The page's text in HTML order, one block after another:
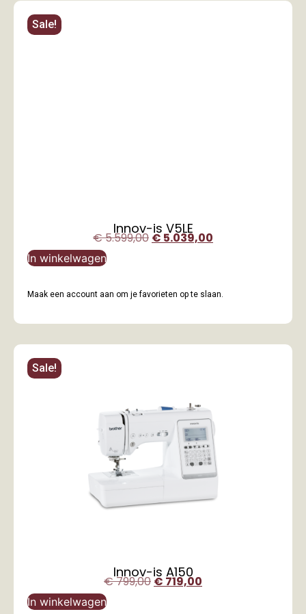
Sale!
Innov-is V5LE
€5.599,00 €5.039,00
In winkelwagen
Maak een account aan om je favorieten op te slaan.
Sale!
Innov-is A150
€799,00€ 719,00
In winkelwagen